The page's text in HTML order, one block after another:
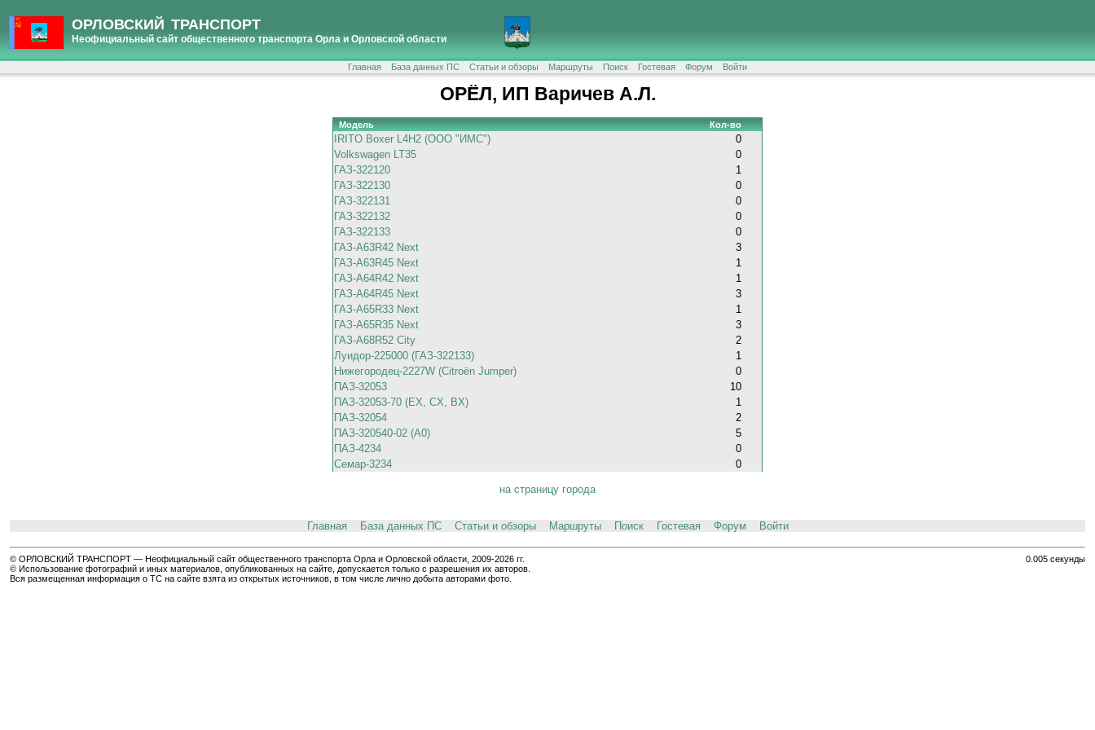
ОРЛОВСКИЙ ТРАНСПОРТ
Неофициальный сайт общественного транспорта Орла и Орловской области
Главная База данных ПС Статьи и обзоры Маршруты Поиск Гостевая Форум Войти
ОРЁЛ, ИП Варичев А.Л.
Модель Кол-во
IRITO Boxer L4H2 (ООО "ИМС")
0
Volkswagen LT35
0
ГАЗ-322120
1
ГАЗ-322130
0
ГАЗ-322131
0
ГАЗ-322132
0
ГАЗ-322133
0
ГАЗ-A63R42 Next
3
ГАЗ-A63R45 Next
1
ГАЗ-A64R42 Next
1
ГАЗ-A64R45 Next
3
ГАЗ-A65R33 Next
1
ГАЗ-A65R35 Next
3
ГАЗ-A68R52 City
2
Луидор-225000 (ГАЗ-322133)
1
Нижегородец-2227W (Citroёn Jumper)
0
ПАЗ-32053
10
ПАЗ-32053-70 (EX, CX, BX)
1
ПАЗ-32054
2
ПАЗ-320540-02 (A0)
5
ПАЗ-4234
0
Семар-3234
0
на страницу города
Главная База данных ПС Статьи и обзоры Маршруты Поиск Гостевая Форум Войти
0.005 секунды
© ОРЛОВСКИЙ ТРАНСПОРТ — Неофициальный сайт общественного транспорта Орла и Орловской области, 2009-2026 гг.
© Использование фотографий и иных материалов, опубликованных на сайте, допускается только с разрешения их авторов.
Вся размещенная информация о ТС на сайте взята из открытых источников, в том числе лично добыта авторами фото.